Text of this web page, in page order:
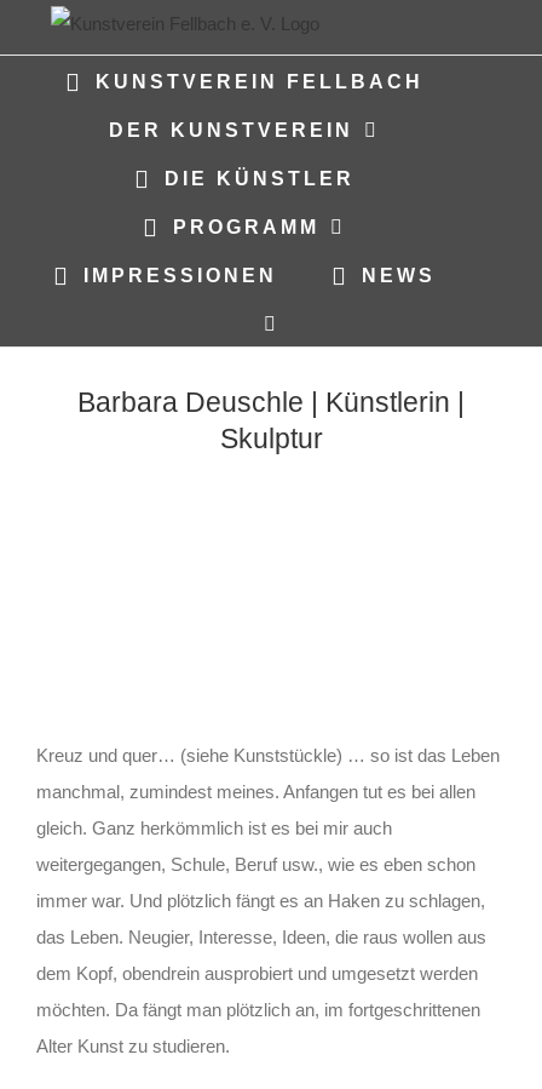
Inhalt
KUNSTVEREIN FELLBACH
DER KUNSTVEREIN
DIE KÜNSTLER
PROGRAMM
IMPRESSIONEN NEWS
Barbara Deuschle | Künstlerin |
Skulptur
Kreuz und quer… (siehe Kunststückle) … so ist das Leben
manchmal, zumindest meines. Anfangen tut es bei allen
gleich. Ganz herkömmlich ist es bei mir auch
weitergegangen, Schule, Beruf usw., wie es eben schon
immer war. Und plötzlich fängt es an Haken zu schlagen,
das Leben. Neugier, Interesse, Ideen, die raus wollen aus
dem Kopf, obendrein ausprobiert und umgesetzt werden
möchten. Da fängt man plötzlich an, im fortgeschrittenen
Alter Kunst zu studieren.